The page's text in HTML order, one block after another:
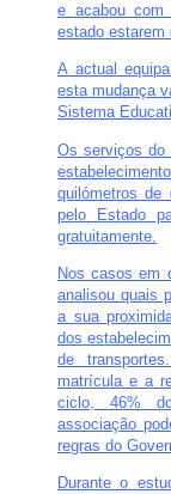
e acabou com
estado estarem
A actual
esta mudança
Sistema
Os serviços do
quilómetros de
pelo Estado
gratuitamente.
Nos casos em
analisou quais
a sua
dos
de
matrícula e a
ciclo, 46%
associação
regras do
Durante o